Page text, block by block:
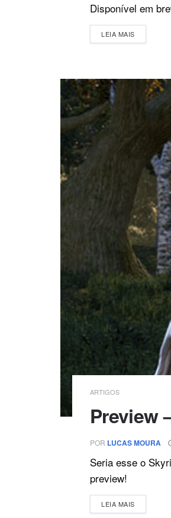
Disponível em
LEIA MAISDETAILS
ARTIGOS
Preview
POR LUCAS MOURA
Seria esse o
preview!
LEIA MAISDETAILS